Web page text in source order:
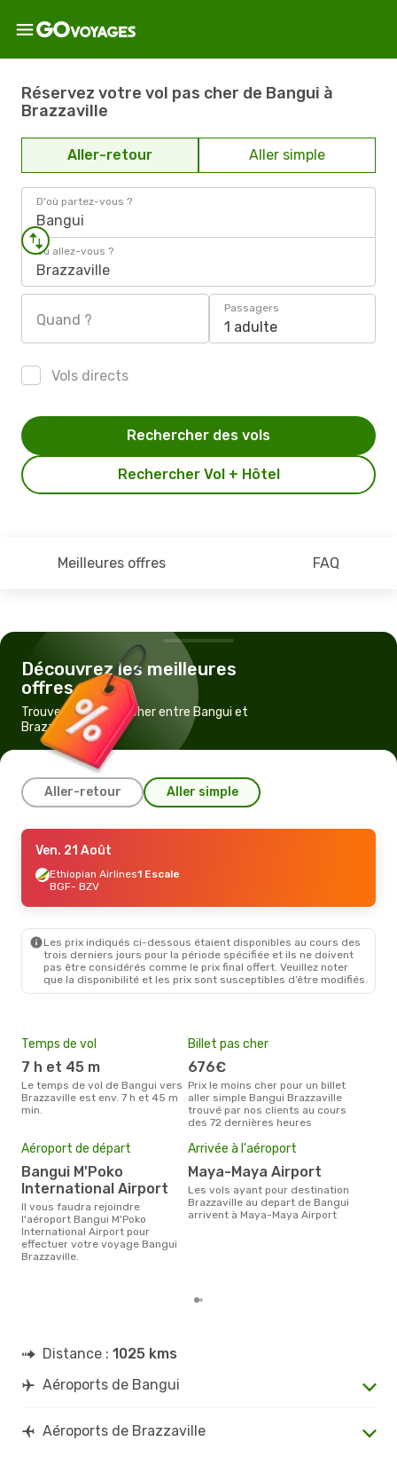
Réservez votre vol pas cher de Bangui à
Brazzaville
Aller-retour Aller simple
D'où partez-vous ?
Bangui
Où allez-vous ?
Brazzaville
Quand ?
Passagers
1 adulte
Vols directs
Rechercher Vol + Hôtel
Rechercher des vols
Meilleures offres FAQ
Découvrez les meilleures
offres
Trouvez un vol pas cher entre Bangui et
Brazzaville
Aller-retour Aller simple
Ven. 21 Août
Ethiopian Airlines1 Escale
BGF- BZV
BZV- BGF
Ven. 21 Août
Ethiopian Airlines1 Escale
BGF- BZV
Les prix indiqués ci-dessous étaient disponibles au cours des
trois derniers jours pour la période spécifiée et ils ne doivent
pas être considérés comme le prix final offert. Veuillez noter
que la disponibilité et les prix sont susceptibles d’être modifiés.
Temps de vol
7 h et 45 m
Le temps de vol de Bangui vers
Brazzaville est env. 7 h et 45 m
min.
Billet pas cher
676€
Prix le moins cher pour un billet
aller simple Bangui Brazzaville
trouvé par nos clients au cours
des 72 dernières heures
Aéroport de départ
Bangui M'Poko
International Airport
Il vous faudra rejoindre
l'aéroport Bangui M'Poko
International Airport pour
effectuer votre voyage Bangui
Brazzaville.
Arrivée à l'aéroport
Maya-Maya Airport
Les vols ayant pour destination
Brazzaville au depart de Bangui
arrivent à Maya-Maya Airport
Distance : 1025 kms
Aéroports de Bangui
Aéroports de Brazzaville